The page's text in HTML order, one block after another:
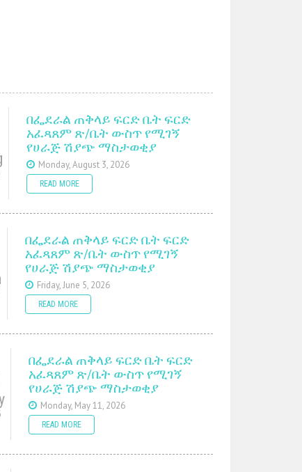
በፌደራል ጠቅላይ ፍርድ ቤት ፍርድ
አፈጻጸም ጽ/ቤት ውስጥ የሚገኝ
የሀራጅ ሽያጭ ማስታወቂያ
Monday, August 3, 2026
READ MORE
በፌደራል ጠቅላይ ፍርድ ቤት ፍርድ
አፈጻጸም ጽ/ቤት ውስጥ የሚገኝ
የሀራጅ ሽያጭ ማስታወቂያ
Friday, June 5, 2026
READ MORE
በፌደራል ጠቅላይ ፍርድ ቤት ፍርድ
አፈጻጸም ጽ/ቤት ውስጥ የሚገኝ
የሀራጅ ሽያጭ ማስታወቂያ
Monday, May 11, 2026
READ MORE